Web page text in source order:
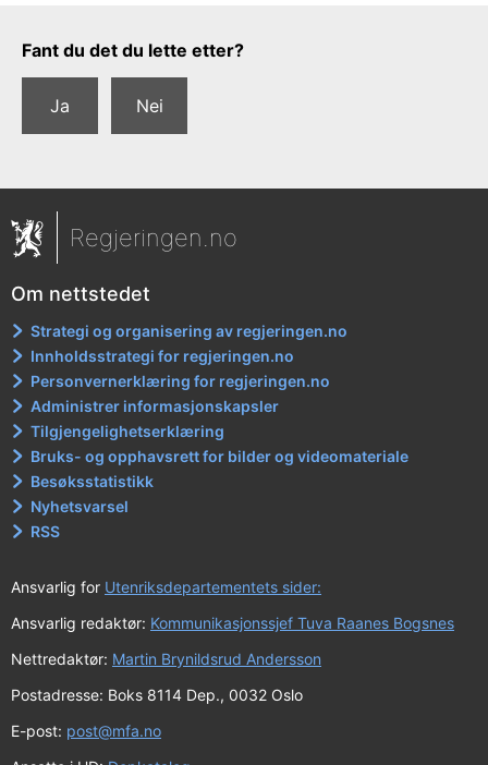
Tilbakemeldingsskjema
Fant du det du lette etter?
Ja Nei
Regjeringen.no
Om nettstedet
Strategi og organisering av regjeringen.no
Innholdsstrategi for regjeringen.no
Personvernerklæring for regjeringen.no
Administrer informasjonskapsler
Tilgjengelighetserklæring
Bruks- og opphavsrett for bilder og videomateriale
Besøksstatistikk
Nyhetsvarsel
RSS
Ansvarlig for Utenriksdepartementets sider:
Ansvarlig redaktør: Kommunikasjonssjef Tuva Raanes Bogsnes
Nettredaktør: Martin Brynildsrud Andersson
Postadresse: Boks 8114 Dep., 0032 Oslo
E-post: post@mfa.no